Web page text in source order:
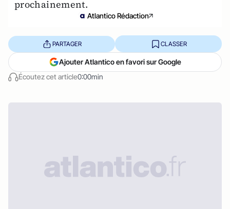
prochainement.
Atlantico Rédaction
Écoutez cet article0:00min
PARTAGER CLASSER
Ajouter Atlantico en favori sur Google